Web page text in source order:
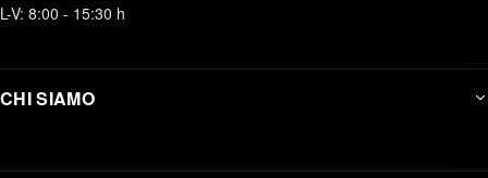
L-V: 8:00 - 15:30 h
CHI SIAMO